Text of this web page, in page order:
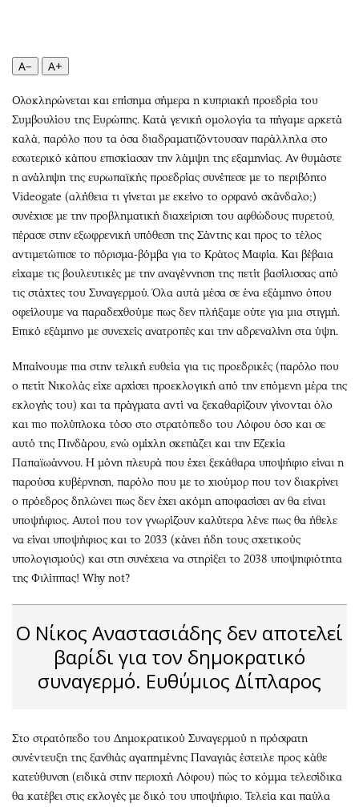
Παράξενα
Πολιτισμός
Σινεμά
Θέατρο-Χορός
Μουσική
Εικαστικά
Βιβλίο
Χειρόγραφα
Εκπομπές
Wine routes
Podcasts
Uncut
Προσφορές
Προσωπικότητες στην ''Κ''
Επιστολές
A− A+
Ολοκληρώνεται και επίσημα σήμερα η κυπριακή προεδρία του
Συμβουλίου της Ευρώπης. Κατά γενική ομολογία τα πήγαμε αρκετά
καλά, παρόλο που τα όσα διαδραματιζόντουσαν παράλληλα στο
εσωτερικό κάπου επισκίασαν την λάμψη της εξαμηνίας. Αν θυμάστε
η ανάληψη της ευρωπαϊκής προεδρίας συνέπεσε με το περιβόητο
Videogate (αλήθεια τι γίνεται με εκείνο το ορφανό σκάνδαλο;)
συνέχισε με την προβληματική διαχείριση του αφθώδους πυρετού,
πέρασε στην εξωφρενική υπόθεση της Σάντης και προς το τέλος
αντιμετώπισε το πόρισμα-βόμβα για το Κράτος Μαφία. Και βέβαια
είχαμε τις βουλευτικές με την αναγέννηση της πετίτ βασίλισσας από
τις στάχτες του Συναγερμού. Όλα αυτά μέσα σε ένα εξάμηνο όπου
οφείλουμε να παραδεχθούμε πως δεν πλήξαμε ούτε για μια στιγμή.
Επικό εξάμηνο με συνεχείς ανατροπές και την αδρεναλίνη στα ύψη.
Μπαίνουμε πια στην τελική ευθεία για τις προεδρικές (παρόλο που
ο πετίτ Νικολάς είχε αρχίσει προεκλογική από την επόμενη μέρα της
εκλογής του) και τα πράγματα αντί να ξεκαθαρίζουν γίνονται όλο
και πιο πολύπλοκα τόσο στο στρατόπεδο του Λόφου όσο και σε
αυτό της Πινδάρου, ενώ ομίχλη σκεπάζει και την Εζεκία
Παπαϊωάννου. Η μόνη πλευρά που έχει ξεκάθαρα υποψήφιο είναι η
παρούσα κυβέρνηση, παρόλο που με το χιούμορ που τον διακρίνει
ο πρόεδρος δηλώνει πως δεν έχει ακόμη αποφασίσει αν θα είναι
υποψήφιος. Αυτοί που τον γνωρίζουν καλύτερα λένε πως θα ήθελε
να είναι υποψήφιος και το 2033 (κάνει ήδη τους σχετικούς
υπολογισμούς) και στη συνέχεια να στηρίξει το 2038 υποψηφιότητα
της Φιλίππας! Why not?
Ο Νίκος Αναστασιάδης δεν αποτελεί
βαρίδι για τον δημοκρατικό
συναγερμό. Ευθύμιος Δίπλαρος
Στο στρατόπεδο του Δημοκρατικού Συναγερμού η πρόσφατη
συνέντευξη της ξανθιάς αγαπημένης Παναγιάς έστειλε προς κάθε
κατεύθυνση (ειδικά στην περιοχή Λόφου) πώς το κόμμα τελεσίδικα
θα κατέβει στις εκλογές με δικό του υποψήφιο. Τελεία και παύλα